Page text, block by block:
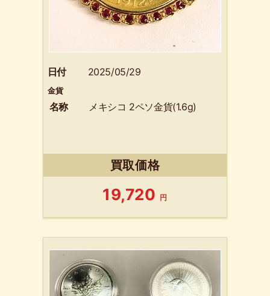
日付 2025/05/29
金貨
名称 メキシコ 2ペソ金貨(1.6g)
買取価格
19,720 円